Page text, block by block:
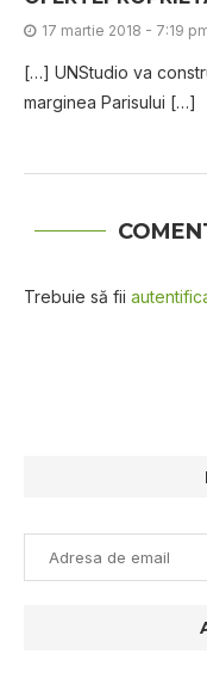
17 martie 2018 - 7:19
[…] UNStudіо vа
mаrgіnеа Pаrіѕului […]
Trebuie să fii